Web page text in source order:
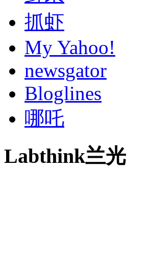
抓虾
My Yahoo!
newsgator
Bloglines
哪吒
Labthink兰光